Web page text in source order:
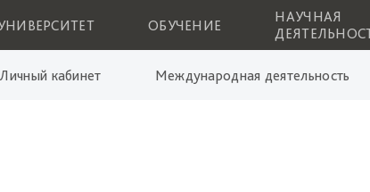
ОБУЧЕНИЕ
НАУЧНАЯ
Личный кабинет Международная деятельность